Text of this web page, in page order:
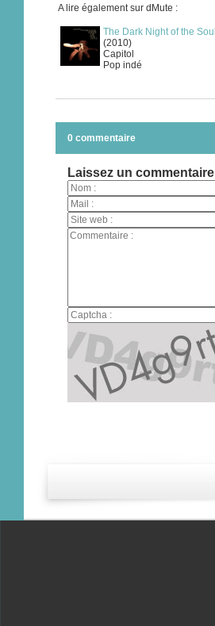
A lire également sur dMute :
The Dark Night of the Soul
(2010)
Capitol
Pop indé
0 commentaire
Laissez un commentaire